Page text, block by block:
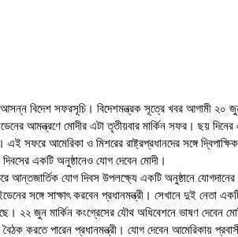
আসন্ন বিদেশ সফরসূচি। বিদেশমন্ত্রক সূত্রে খবর আগামী ২০
আমন্ত্রণে মোদীর এটা তৃতীয়বার মার্কিন সফর। ছয়
সফরে আমেরিকা ও মিশরের রাষ্ট্রপ্রধানদের সঙ্গে
একটি অনুষ্ঠানেও যোগ দেবেন মোদী।
সঙ্গে সাক্ষাৎ করবেন প্রধানমন্ত্রী। সেখানে দুই নেতা
২২ জুন মার্কিন কংগ্রেসের যৌথ অধিবেশনে ভাষণ দেবেন
করতে পারেন প্রধানমন্ত্রী। যোগ দেবেন আমেরিকায়